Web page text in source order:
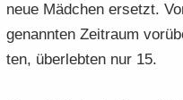
neue Mäd­chen er­setzt.
ge­nann­ten Zeit­raum
ten, über­leb­ten nur 15.